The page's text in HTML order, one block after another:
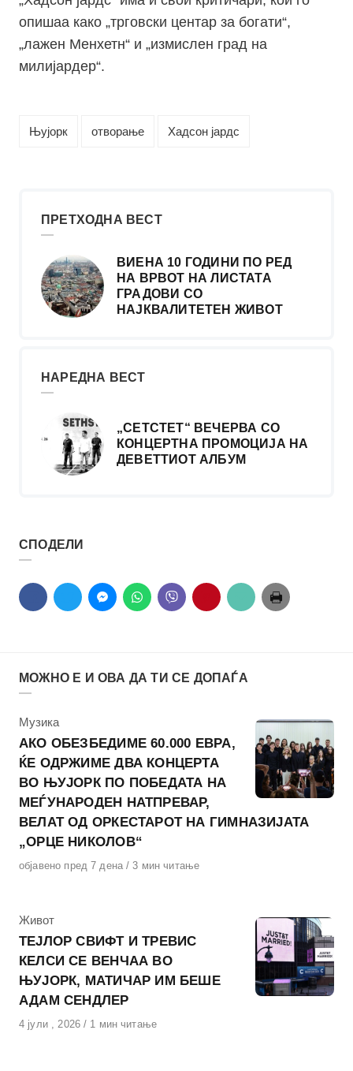
опишаа како „трговски центар за богати“,
„лажен Менхетн“ и „измислен град на
милијардер“.
Њујорк отворање Хадсон јардс
ПРЕТХОДНА ВЕСТ
ВИЕНА 10 ГОДИНИ ПО РЕД
НА ВРВОТ НА ЛИСТАТА
ГРАДОВИ СО
НАЈКВАЛИТЕТЕН ЖИВОТ
НАРЕДНА ВЕСТ
„СЕТСТЕТ“ ВЕЧЕРВА СО
КОНЦЕРТНА ПРОМОЦИЈА НА
ДЕВЕТТИОТ АЛБУМ
СПОДЕЛИ
МОЖНО Е И ОВА ДА ТИ СЕ ДОПАЃА
КАтегорија
Музика
АКО ОБЕЗБЕДИМЕ 60.000 ЕВРА,
ЌЕ ОДРЖИМЕ ДВА КОНЦЕРТА
ВО ЊУЈОРК ПО ПОБЕДАТА НА
МЕЃУНАРОДЕН НАТПРЕВАР,
ВЕЛАТ ОД ОРКЕСТАРОТ НА ГИМНАЗИЈАТА
„ОРЦЕ НИКОЛОВ“
Објавено
објавено пред 7 дена 3 мин читање
КАтегорија
Живот
ТЕЈЛОР СВИФТ И ТРЕВИС
КЕЛСИ СЕ ВЕНЧАА ВО
ЊУЈОРК, МАТИЧАР ИМ БЕШЕ
АДАМ СЕНДЛЕР
Објавено
4 јули , 2026 1 мин читање